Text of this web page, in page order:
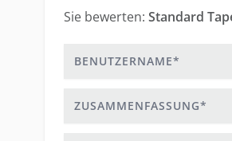
Sie bewerten: Standard